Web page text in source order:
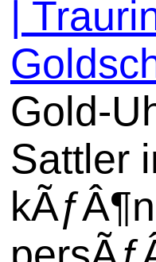
|
Gold-
Sattler